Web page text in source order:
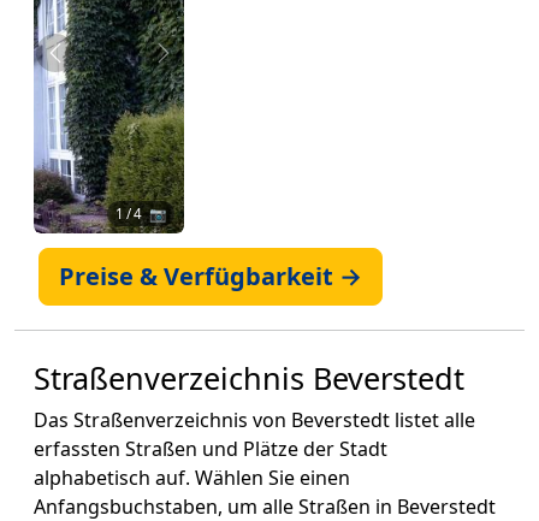
Zurück Weiter
1/ 4 📷
Preise & Verfügbarkeit →
Straßenverzeichnis Beverstedt
Das Straßenverzeichnis von Beverstedt listet alle
erfassten Straßen und Plätze der Stadt
alphabetisch auf. Wählen Sie einen
Anfangsbuchstaben, um alle Straßen in Beverstedt